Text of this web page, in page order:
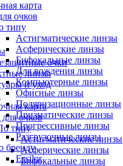
очки
линзы
и уход
карта
очков
типу
Астигматические линзы
Асферические линзы
Бифокальные линзы
карта
очков
типу
Астигматические линзы
Асферические линзы
Бифокальные линзы
Для вождения линзы
Компьютерные линзы
Офисные линзы
Поляризационные линзы
Призматические линзы
Прогрессивные линзы
Разгрузочные линзы
бренду
Essilor